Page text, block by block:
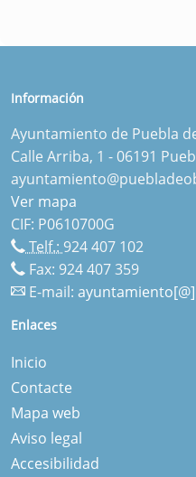
Información
Ayuntamiento de Puebla
Calle Arriba, 1 - 06191
Ver mapa
CIF: P0610700G
Telf.: 924 407 102
Fax: 924 407 359
E-mail:
Enlaces
Inicio
Contacte
Mapa web
Aviso legal
Accesibilidad